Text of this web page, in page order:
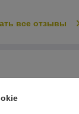
все отзывы